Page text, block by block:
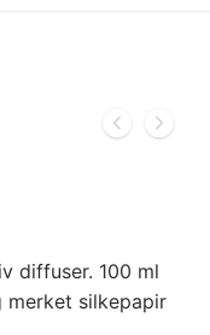
diffuser. 100 ml
silkepapir